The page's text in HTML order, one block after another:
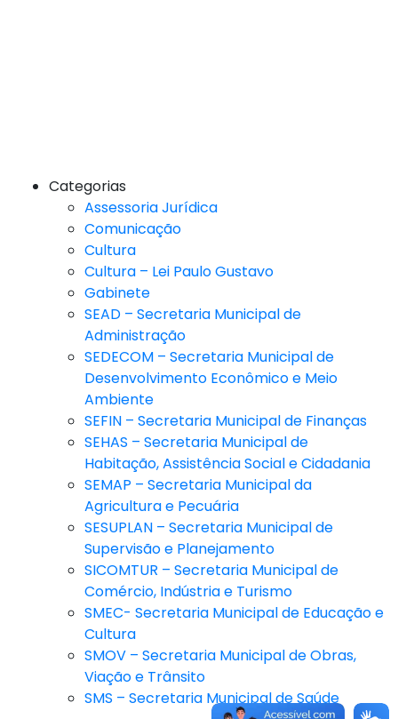
Categorias
Assessoria Jurídica
Comunicação
Cultura
Cultura – Lei Paulo Gustavo
Gabinete
SEAD – Secretaria Municipal de
Administração
SEDECOM – Secretaria Municipal de
Desenvolvimento Econômico e Meio
Ambiente
SEFIN – Secretaria Municipal de Finanças
SEHAS – Secretaria Municipal de
Habitação, Assistência Social e Cidadania
SEMAP – Secretaria Municipal da
Agricultura e Pecuária
SESUPLAN – Secretaria Municipal de
Supervisão e Planejamento
SICOMTUR – Secretaria Municipal de
Comércio, Indústria e Turismo
SMEC- Secretaria Municipal de Educação e
Cultura
SMOV – Secretaria Municipal de Obras,
Viação e Trânsito
SMS – Secretaria Municipal de Saúde